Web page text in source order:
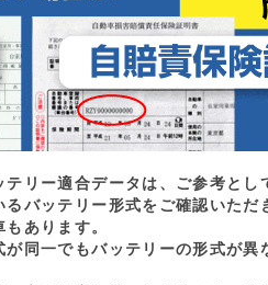
リー適合データは、ご参考とし
バッテリー形式をご確認いただ
あります。
同一でもバッテリーの形式が異